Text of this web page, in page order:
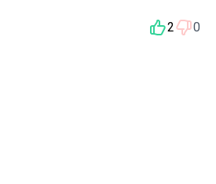
2 0